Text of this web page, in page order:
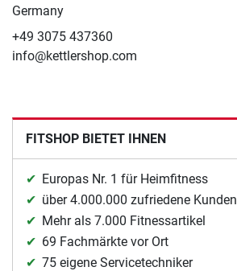
Germany
+49 3075 437360
info@kettlershop.com
FITSHOP BIETET IHNEN
Europas Nr. 1 für Heimfitness
über 4.000.000 zufriedene Kunden
Mehr als 7.000 Fitnessartikel
69 Fachmärkte vor Ort
75 eigene Servicetechniker